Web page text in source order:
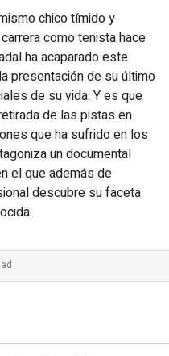
chico tímido y
como tenista hace
ha acaparado este
presentación de su último
de su vida. Y es que
de las pistas en
que ha sufrido en los
un documental
el que además de
descubre su faceta